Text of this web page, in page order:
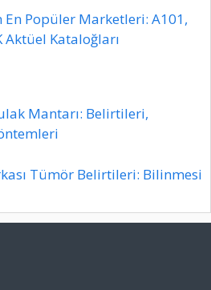
En Popüler Marketleri: A101,
Aktüel Kataloğları
Mantarı: Belirtileri,
Tümör Belirtileri: Bilinmesi